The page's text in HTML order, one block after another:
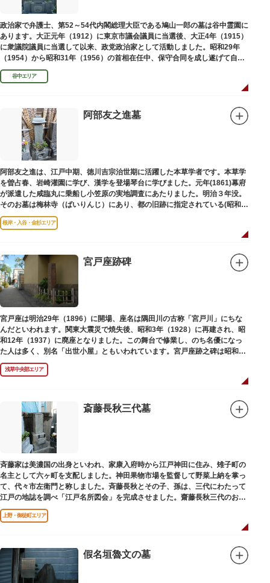
政治家で弁護士、第52～54代内閣総理大臣である鳩山一郎の墓は谷中霊園に
あります。大正元年（1912）に東京市議会議員に当選後、大正4年（1915）
に衆議院議員に当選して以来、政党政治家として活動しました。昭和29年
（1954）から昭和31年（1956）の首相在任中、保守合同を成し遂げて自由
民主党の初代総裁となり、日本とソビエト連邦の国交回復を実現しました。
谷中エリア
阿部友之進墓
阿部友之進は、江戸中期、徳川吉宗治世期に活躍した本草学者です。本草学
を曽占春、岩崎灌園に学び、漢学を登場琴台に学びました。元年(1861)幕府
が派遣した咸臨丸に乗船し小笠原の実地調査にあたりました。明治３年没。
そのお墓は梅林寺（ばいりんじ）にあり、都の旧跡に指定されている(昭和３
年指定)。
根岸・入谷・金杉エリア
宮戸座跡碑
宮戸座は明治29年（1896）に開場、座名は隅田川の古称「宮戸川」にちな
んだといわれます。関東大震災で焼失後、昭和3年（1928）に再建され、昭
和12年（1937）に廃座となりました。この舞台で修業し、のち名優になっ
た人は多く、別名「出世小屋」ともいわれています。宮戸座跡之碑は昭和53
年（1978）に建てられました。
浅草中央部エリア
斎藤長秋三代墓
斉藤家は美濃国の出身といわれ、家康入府時から江戸神田に住み、雉子町の
名主として六ヶ町を支配しました。神田果物市場を監督して野菜上納を掌っ
て、代々市左衛門と称しました。斉藤長秋とその子、孫は、三代にわたって
江戸の地誌を調べ「江戸名所図会」を完成させました。齋藤長秋三代のお墓
は法善寺（ほうぜんじ）にあります。
上野・御徒町エリア
假名垣魯文の墓